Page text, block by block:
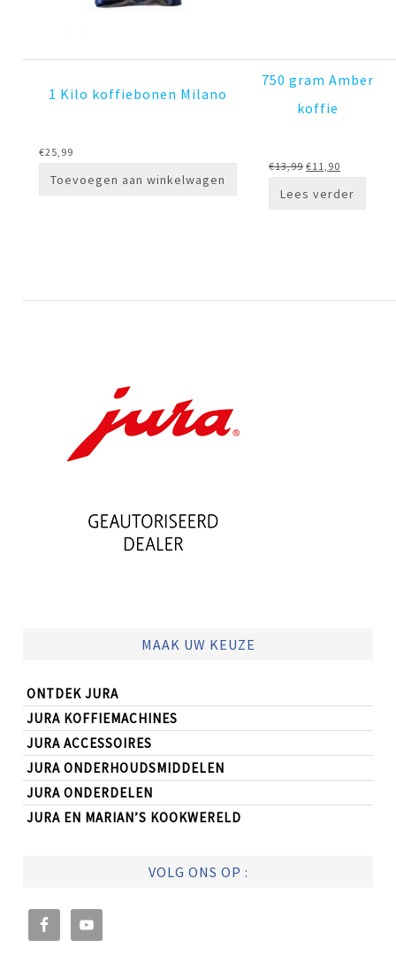
1 Kilo koffiebonen Milano
€25,99
Toevoegen aan winkelwagen
750 gram Amber
koffie
€13,99 Oorspronkelijke
€11,90
Lees verder
MAAK UW KEUZE
ONTDEK JURA
JURA KOFFIEMACHINES
JURA ACCESSOIRES
JURA ONDERHOUDSMIDDELEN
JURA ONDERDELEN
JURA EN MARIAN’S KOOKWERELD
VOLG ONS OP :